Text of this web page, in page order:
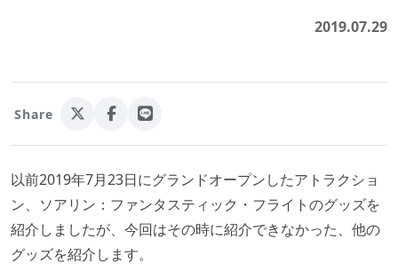
2019.07.29
Share
以前2019年7月23日にグランドオープンしたアトラクショ
ン、ソアリン：ファンタスティック・フライトのグッズを
紹介しましたが、今回はその時に紹介できなかった、他の
グッズを紹介します。